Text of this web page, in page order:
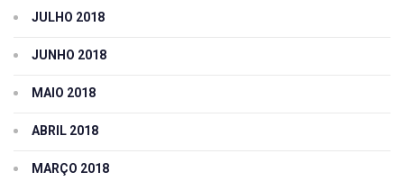
JULHO 2018
JUNHO 2018
MAIO 2018
ABRIL 2018
MARÇO 2018